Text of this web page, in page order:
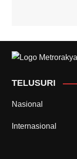
TELUSURI
Nasional
Internasional